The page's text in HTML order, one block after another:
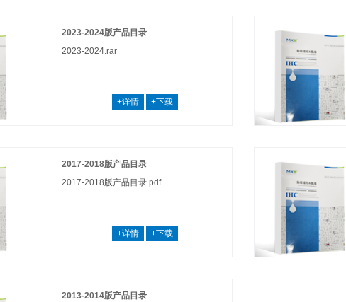
2023-2024版产品目录
2023-2024.rar
+详情 +下载
2017-2018版产品目录
2017-2018版产品目录.pdf
+详情 +下载
2013-2014版产品目录